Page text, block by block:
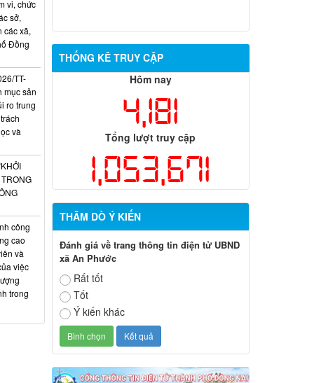
THỐNG KÊ TRUY CẬP
Hôm nay
4,181
Tổng lượt truy cập
1,053,671
THĂM DÒ Ý KIẾN
Đánh giá về trang thông tin điện tử UBND
xã An Phước
Rất tốt
Tốt
Ý kiến khác
vi, chức
sở,
các xã,
Đồng
TT-
mục sản
ro trung
và
công
cao
và
việc
trong